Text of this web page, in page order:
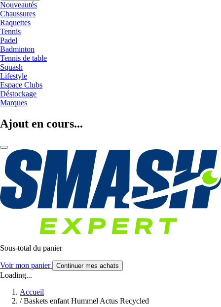
Nouveautés
Chaussures
Raquettes
Tennis
Padel
Badminton
Tennis de table
Squash
Lifestyle
Espace Clubs
Déstockage
Marques
Ajout en cours...
Sous-total du panier
Voir mon panier Continuer mes achats
Loading...
Accueil
/ Baskets enfant Hummel Actus Recycled